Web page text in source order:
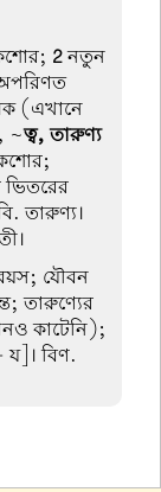
2নতুন
(এখানে
~ত্ব, তারুণ্য
ভিতরের
তারুণ্য।
যৌবন
তারুণ্যের
কাটেনি);
য]। বিণ.